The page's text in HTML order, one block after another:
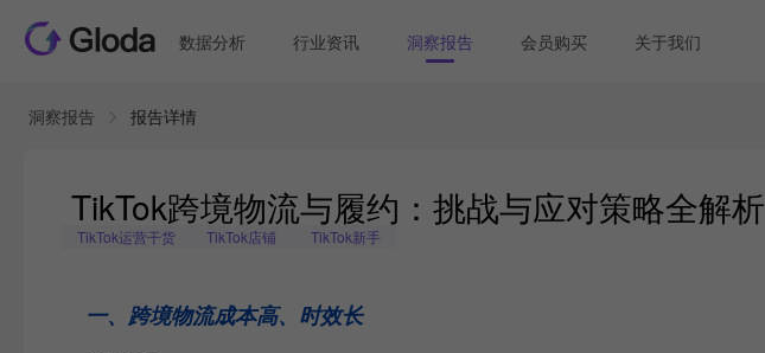
数据分析 行业资讯 洞察报告 会员购买 关于我们
洞察报告 报告详情
TikTok跨境物流与履约：挑战与应对策略全解析
TikTok运营干货 TikTok店铺 TikTok新手
一、跨境物流成本高、时效长